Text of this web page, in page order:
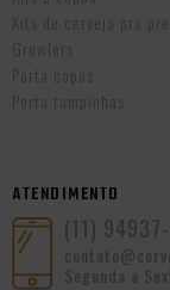
Kits de cerveja pra
Growlers
Porta copos
Porta tampinhas
ATENDIMENTO
(11)
Segunda a